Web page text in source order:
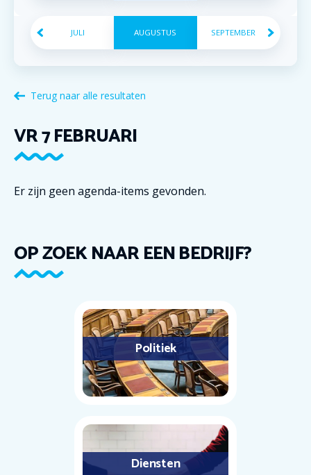
JULI AUGUSTUS SEPTEMBER
Terug naar alle resultaten
VR7FEBRUARI
Er zijn geen agenda-items gevonden.
OP ZOEK NAAR EEN BEDRIJF?
Politiek
Diensten